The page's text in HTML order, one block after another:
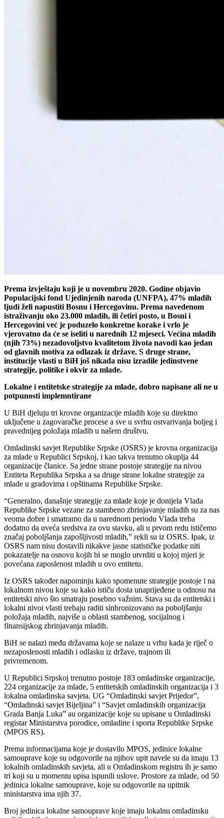
Prema izvještaju koji je u novembru 2020. Godine objavio
Populacijski fond Ujedinjenih naroda (UNFPA), 47% mladih
ljudi želi napustiti Bosnu i Hercegovinu. Prema navedenom
istraživanju oko 23.000 mladih, ili četiri posto, u Bosni i
Hercegovini već je poduzelo konkretne korake i vrlo je
vjerovatno da će se iseliti u narednih 12 mjeseci. Većina mladih
(njih 73%) nezadovoljstvo kvalitetom života navodi kao jedan
od glavnih motiva za odlazak iz države. S druge strane,
institucije vlasti u BiH još nikada nisu izradile jedinstvene
strategije, politike i okvir za mlade.
Lokalne i entitetske strategije za mlade, dobro napisane ali ne u
potpunosti implemntirane
U BiH djeluju tri krovne organizacije mladih koje su direktno
uključene u zagovaračke procese a sve u svrhu ostvarivanja boljeg i
pravednijeg položaja mladih u našem društvu.
Omladinski savjet Republike Srpske (OSRS) je krovna organizacija
za mlade u Republici Srpskoj, i kao takva trenutno okuplja 44
organizacije članice. Sa jedne strane postoje strategije na nivou
Entiteta Republika Srpska a sa druge strane lokalne strategije za
mlade u gradovima i opštinama Republike Srpske.
“Generalno, današnje strategije za mlade koje je donijela Vlada
Republike Srpske vezane za stambeno zbrinjavanje mladih su za nas
veoma dobre i smatramo da u narednom periodu Vlada treba
dodatno da uveća sredstva za ovu stavku, ali u prvom redu ističemo
značaj poboljšanja zapošljivosti mladih,” rekli su iz OSRS. Ipak, iz
OSRS nam nisu dostavili nikakve jasne statističke podatke niti
pokazatelje na osnovu kojih bi se moglo utvrditi u kojoj mjeri je
povećana zaposlenost mladih u ovo entitetu.
Iz OSRS također napominju kako spomenute strategije postoje i na
lokalnom nivou koje su kako ističu dosta unaprijeđene u odnosu na
entitetski nivo što smatraju posebno važnim. Stava su da entitetski i
lokalni nivoi vlasti trebaju raditi sinhronizovano na poboljšanju
položaja mladih, najviše u oblasti stambenog, socijalnog i
finansijskog zbrinjavanja mladih.
BiH se nalazi među državama koje se nalaze u vrhu kada je riječ o
nezaposlenosti mladih i odlasku iz države, trajnom ili
privremenom.
U Republici Srpskoj trenutno postoje 183 omladinske organizacije,
224 organizacije za mlade, 5 entitetskih omladinskih organizacija i 3
lokalna omladinska savjeta. UG “Omladinski savjet Prijedor”,
“Omladinski savjet Bijeljina” i “Savjet omladinskih organizacija
Grada Banja Luka” au organizacije koje su upisane u Omladinski
registar Ministarstva porodice, omladine i sporta Republike Srpske
(MPOS RS).
Prema informacijama koje je dostavilo MPOS, jedinice lokalne
samouprave koje su odgovorile na njihov upit navele su da imaju 13
lokalnih omladinskih savjeta, ali u Omladinskom registru ih je samo
tri koji su u momentu upisa ispunili uslove. Prostore za mlade, od 50
jedinica lokalne samouprave, koje su odgovorile na upitnik
ministarstva ima njih 37.
Broj jedinica lokalne samouprave koje imaju lokalnu omladinsku